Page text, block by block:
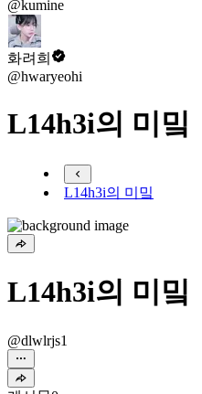
@kumine
화려희
@hwaryeohi
L14h3i의 미밐
L14h3i의 미밐
L14h3i의 미밐
@dlwlrjs1